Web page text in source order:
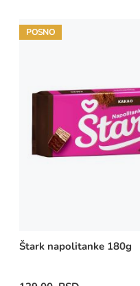
POSNO
Štark napolitanke 180g